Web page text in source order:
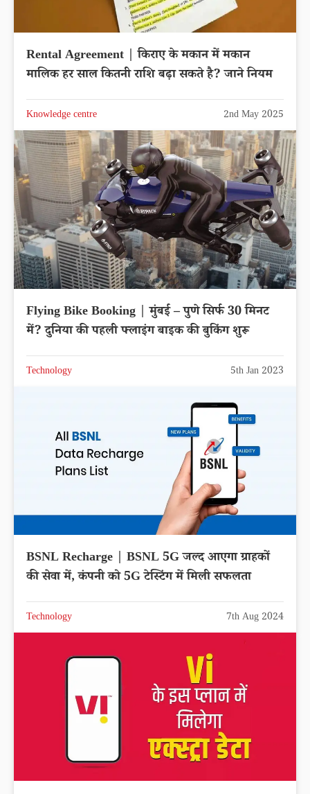
Rental Agreement | किराए के मकान में मकान
मालिक हर साल कितनी राशि बढ़ा सकते है? जाने नियम
Knowledge centre 2nd May 2025
Flying Bike Booking | मुंबई – पुणे सिर्फ 30 मिनट
में? दुनिया की पहली फ्लाइंग बाइक की बुकिंग शुरू
Technology 5th Jan 2023
BSNL Recharge | BSNL 5G जल्द आएगा ग्राहकों
की सेवा में, कंपनी को 5G टेस्टिंग में मिली सफलता
Technology 7th Aug 2024